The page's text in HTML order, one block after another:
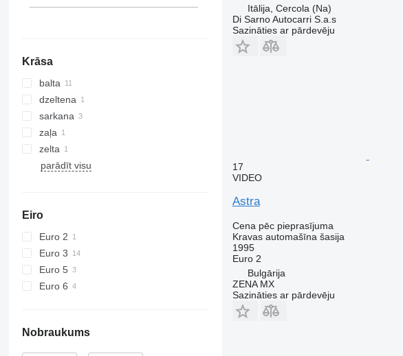
Krāsa
balta
dzeltena
sarkana
zaļa
zelta
parādīt visu
Eiro
Euro 2
Euro 3
Euro 5
Euro 6
Nobraukums
Itālija, Cercola (Na)
Di Sarno Autocarri S.a.s
Sazināties ar pārdevēju
17
VIDEO
Astra
Cena pēc pieprasījuma
Kravas automašīna šasija
1995
Euro 2
Bulgārija
ZENA MX
Sazināties ar pārdevēju